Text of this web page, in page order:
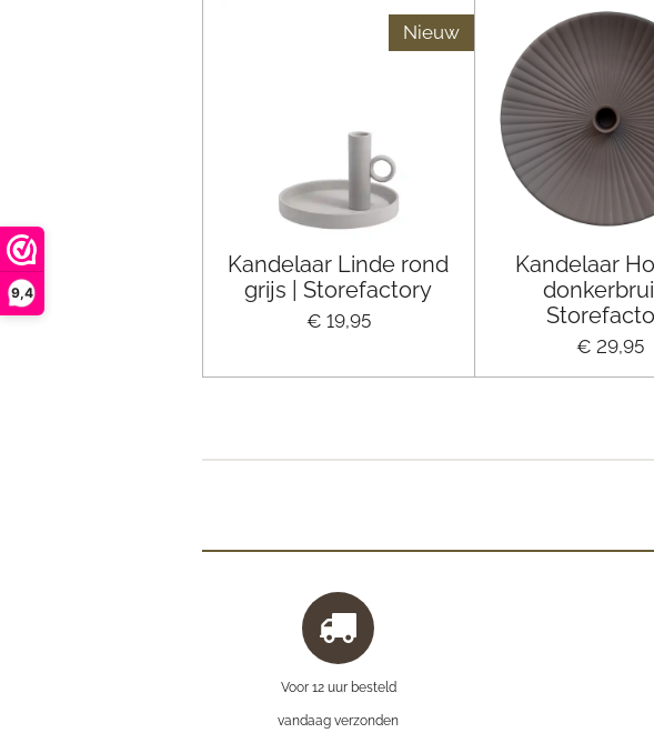
9,4
Nieuw
Kandelaar Linde rond
grijs | Storefactory
€ 19,95
Kandelaar
€ 29,95
Voor 12 uur besteld
vandaag verzonden